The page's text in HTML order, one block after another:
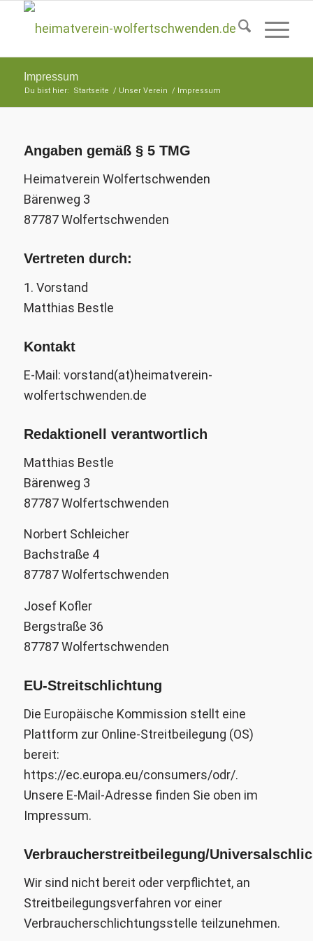
Impressum
Du bist hier: Startseite / Unser Verein / Impressum
Angaben gemäß § 5 TMG
Heimatverein Wolfertschwenden
Bärenweg 3
87787 Wolfertschwenden
Vertreten durch:
1. Vorstand
Matthias Bestle
Kontakt
E-Mail: vorstand(at)heimatverein-
wolfertschwenden.de
Redaktionell verantwortlich
Matthias Bestle
Bärenweg 3
87787 Wolfertschwenden
Norbert Schleicher
Bachstraße 4
87787 Wolfertschwenden
Josef Kofler
Bergstraße 36
87787 Wolfertschwenden
EU-Streitschlichtung
Die Europäische Kommission stellt eine
Plattform zur Online-Streitbeilegung (OS)
bereit:
https://ec.europa.eu/consumers/odr/.
Unsere E-Mail-Adresse finden Sie oben im
Impressum.
Verbraucherstreitbeilegung/
Wir sind nicht bereit oder verpflichtet, an
Streitbeilegungsverfahren vor einer
Verbraucherschlichtungsstelle teilzunehmen.